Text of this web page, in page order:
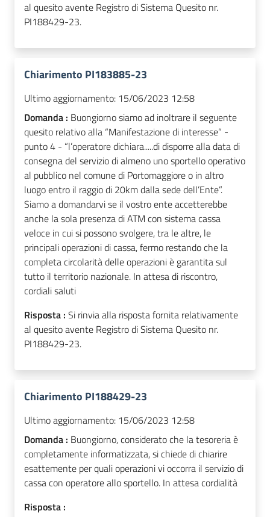
al quesito avente Registro di Sistema Quesito nr.
PI188429-23.
Chiarimento PI183885-23
Ultimo aggiornamento: 15/06/2023 12:58
Domanda : Buongiorno siamo ad inoltrare il seguente
quesito relativo alla “Manifestazione di interesse” -
punto 4 - “l’operatore dichiara.....di disporre alla data di
consegna del servizio di almeno uno sportello operativo
al pubblico nel comune di Portomaggiore o in altro
luogo entro il raggio di 20km dalla sede dell’Ente”.
Siamo a domandarvi se il vostro ente accetterebbe
anche la sola presenza di ATM con sistema cassa
veloce in cui si possono svolgere, tra le altre, le
principali operazioni di cassa, fermo restando che la
completa circolarità delle operazioni è garantita sul
tutto il territorio nazionale. In attesa di riscontro,
cordiali saluti
Risposta : Si rinvia alla risposta fornita relativamente
al quesito avente Registro di Sistema Quesito nr.
PI188429-23.
Chiarimento PI188429-23
Ultimo aggiornamento: 15/06/2023 12:58
Domanda : Buongiorno, considerato che la tesoreria è
completamente informatizzata, si chiede di chiarire
esattemente per quali operazioni vi occorra il servizio di
cassa con operatore allo sportello. In attesa cordialità
Risposta :